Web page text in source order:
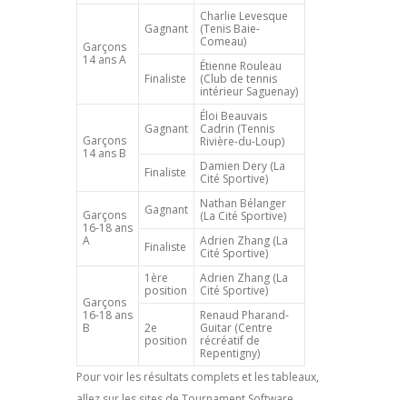
Garçons
14 ans A
Gagnant
Charlie Levesque
(Tenis Baie-
Comeau)
Finaliste
Étienne Rouleau
(Club de tennis
intérieur Saguenay)
Garçons
14 ans B
Gagnant
Éloi Beauvais
Cadrin (Tennis
Rivière-du-Loup)
Finaliste
Damien Dery (La
Cité Sportive)
Garçons
16-18 ans
A
Gagnant
Nathan Bélanger
(La Cité Sportive)
Finaliste
Adrien Zhang (La
Cité Sportive)
Garçons
16-18 ans
B
1ère
position
Adrien Zhang (La
Cité Sportive)
2e
position
Renaud Pharand-
Guitar (Centre
récréatif de
Repentigny)
Pour voir les résultats complets et les tableaux,